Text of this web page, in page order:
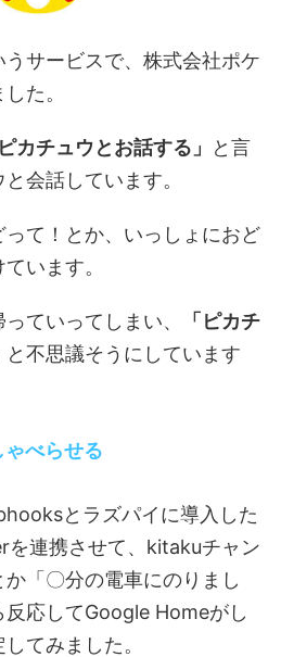
サービスで、株式会社ポケ
た。
カチュウとお話する」
と言
会話しています。
って！とか、いっしょにおど
います。
ていってしまい、
「ピカチ
と不思議そうにしています
べらせる
とラズパイに導入した
連携させて、kitakuチャン
「〇分の電車にのりまし
応してGoogle Homeがし
てみました。